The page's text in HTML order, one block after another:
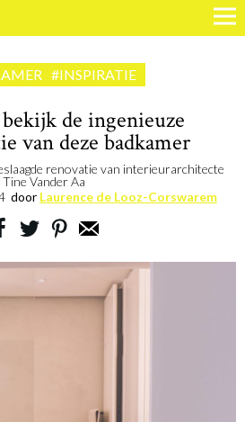
#INSPIRATIE
de ingenieuze
van deze badkamer
renovatie van interieurarchitecte
Tine Vander Aa
door Laurence de Looz-Corswarem